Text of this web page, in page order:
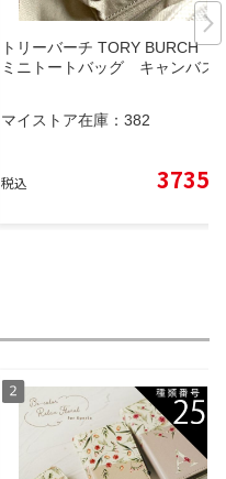
トリーバーチ TORY BURCH
ミニトートバッグ キャンバス
マイストア在庫： 382
税込 3735